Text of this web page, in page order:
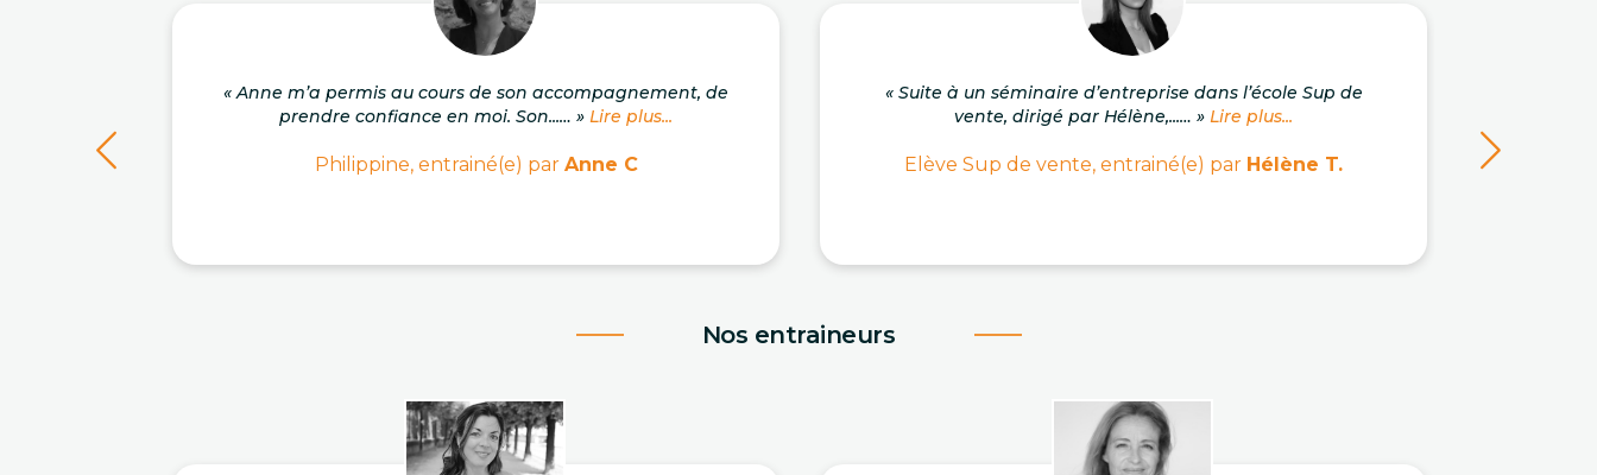
« Anne m’a permis au cours de son accompagnement, de
prendre confiance en moi. Son...… » Lire plus...
Philippine, entrainé(e) par Anne C
« Suite à un séminaire d’entreprise dans l’école Sup de
vente, dirigé par Hélène,...… » Lire plus...
Elève Sup de vente, entrainé(e) par Hélène T.
Nos entraineurs